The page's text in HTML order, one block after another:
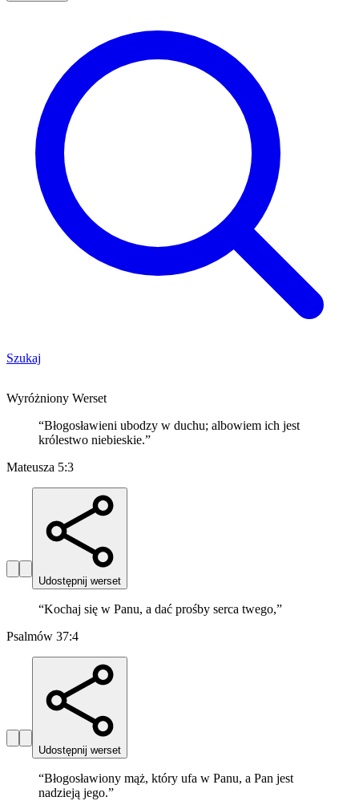
Szukaj
Wyróżniony Werset
“Błogosławieni ubodzy w duchu; albowiem ich jest
królestwo niebieskie.”
Mateusza 5:3
Udostępnij werset
“Kochaj się w Panu, a dać prośby serca twego,”
Psalmów 37:4
Udostępnij werset
“Błogosławiony mąż, który ufa w Panu, a Pan jest
nadzieją jego.”